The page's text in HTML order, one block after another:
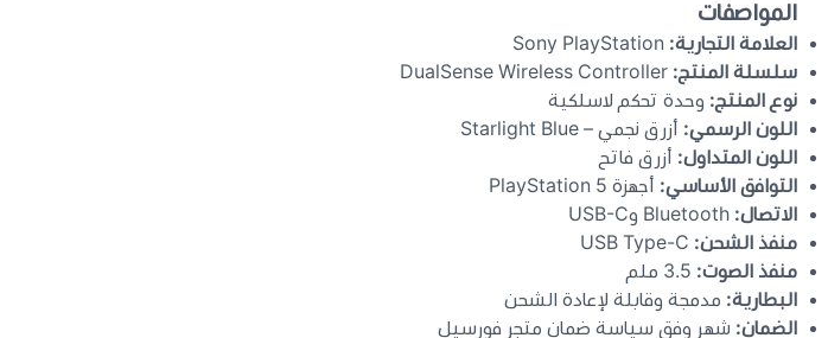
المواصفات
العلامة التجارية:
سلسلة المنتج:
نوع المنتج: وحدة تحكم لاسلكية
اللون الرسمي: أزرق نجمي – Starlight Blue
اللون المتداول: أزرق فاتح
التوافق الأساسي: أجهزة PlayStation 5
الاتصال:
منفذ الشحن:
منفذ الصوت:
البطارية: مدمجة وقابلة لإعادة الشحن
الضمان: شهر وفق سياسة ضمان متجر فورسيل